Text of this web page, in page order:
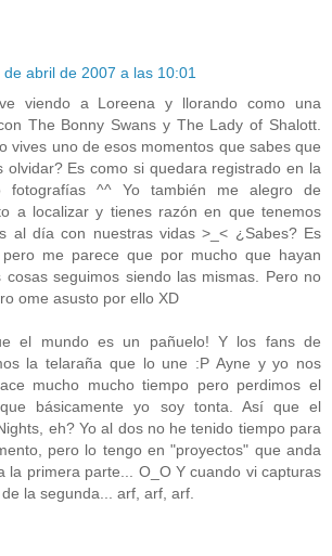
de abril de 2007 a las 10:01
viendo a Loreena y llorando como una
The Bonny Swans y The Lady of Shalott.
vives uno de esos momentos que sabes que
olvidar? Es como si quedara registrado en la
fotografías ^^ Yo también me alegro de
a localizar y tienes razón en que tenemos
al día con nuestras vidas >_< ¿Sabes? Es
me parece que por mucho que hayan
cosas seguimos siendo las mismas. Pero no
ome asusto por ello XD
el mundo es un pañuelo! Y los fans de
la telaraña que lo une :P Ayne y yo nos
mucho mucho tiempo pero perdimos el
básicamente yo soy tonta. Así que el
eh? Yo al dos no he tenido tiempo para
pero lo tengo en "proyectos" que anda
la primera parte... O_O Y cuando vi capturas
la segunda... arf, arf, arf.